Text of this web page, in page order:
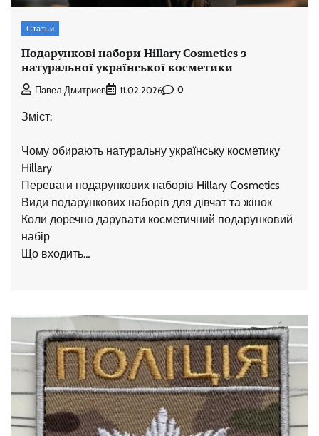
Статьи
Подарункові набори Hillary Cosmetics з
натуральної української косметики
Павел Дмитриев 11.02.2026 0
Зміст:
Чому обирають натуральну українську косметику
Hillary
Переваги подарункових наборів Hillary Cosmetics
Види подарункових наборів для дівчат та жінок
Коли доречно дарувати косметичний подарунковий
набір
Що входить…